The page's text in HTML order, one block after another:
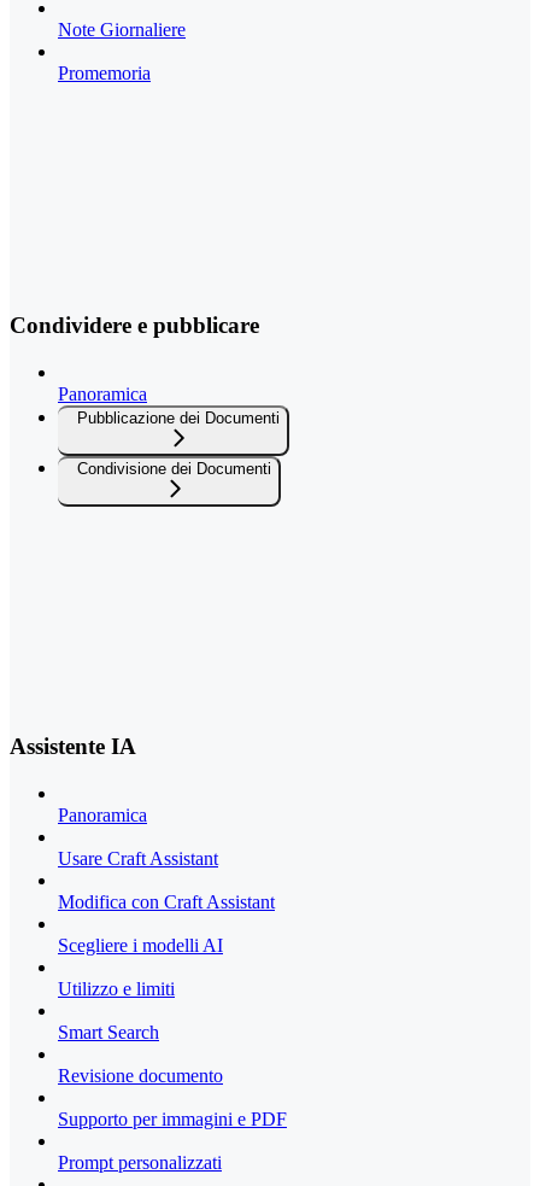
Note Giornaliere
Promemoria
Condividere e pubblicare
Panoramica
Pubblicazione dei Documenti
Condivisione dei Documenti
Assistente IA
Panoramica
Usare Craft Assistant
Modifica con Craft Assistant
Scegliere i modelli AI
Utilizzo e limiti
Smart Search
Revisione documento
Supporto per immagini e PDF
Prompt personalizzati